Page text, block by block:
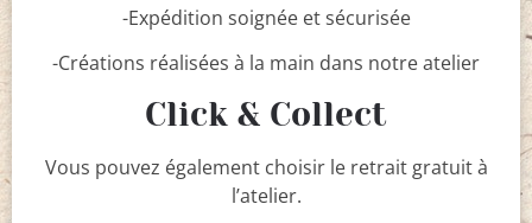
-Expédition soignée et sécurisée
-Créations réalisées à la main dans notre atelier
Click & Collect
Vous pouvez également choisir le retrait gratuit à
l’atelier.